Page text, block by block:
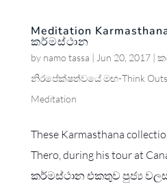
Meditation
කර්මස්ථාන
by namo tassa | Jun 20, 2017|
නිරපේක්ෂත්වයේ මඟ-Think
Meditation
These Karmasthana
Thero, during his tour at
කර්මස්ථාන එකතුව පුජ්‍ය